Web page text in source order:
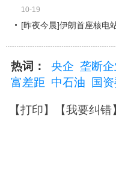
10-19
[昨夜今晨]伊朗首座核电
热词： 央企 垄断企
富差距 中石油 国
【打印】【我要纠错